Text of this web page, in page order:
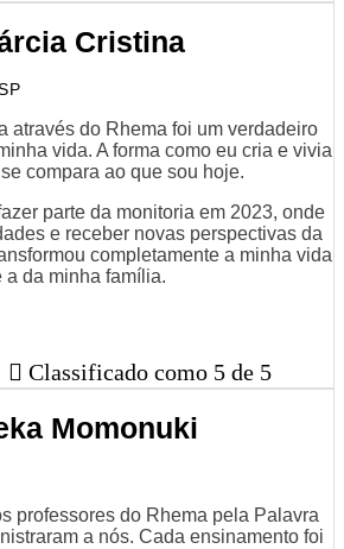
Cristina
através do Rhema foi um verdadeiro
vida. A forma como eu cria e vivia
compara ao que sou hoje.
parte da monitoria em 2023, onde
e receber novas perspectivas da
completamente a minha vida
a da minha família.
 Classificado como 5 de 5
Momonuki
professores do Rhema pela Palavra
a nós. Cada ensinamento foi